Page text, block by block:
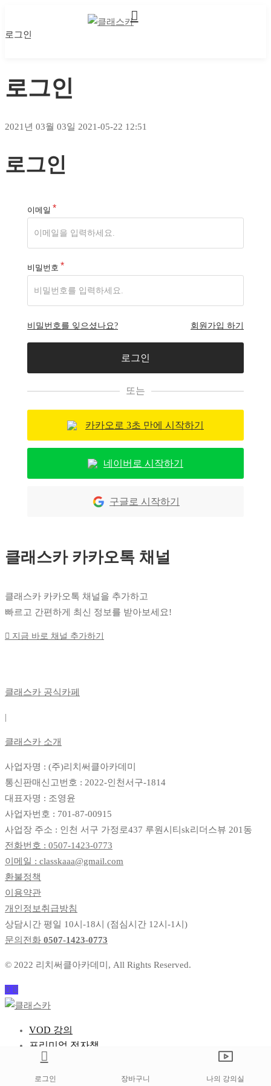
로그인
로그인 장바구니 나의 강의실
로그인
2021년 03월 03일 2021-05-22 12:51
로그인
로그인
이메일
비밀번호
비밀번호를 잊으셨나요? 회원가입 하기
또는
카카오로 3초 만에 시작하기
네이버로 시작하기
구글로 시작하기
클래스카 카카오톡 채널
클래스카 카카오톡 채널을 추가하고
빠르고 간편하게 최신 정보를 받아보세요!
지금 바로 채널 추가하기
클래스카 공식카페
|
클래스카 소개
사업자명 : (주)리치써클아카데미
통신판매신고번호 : 2022-인천서구-1814
대표자명 : 조영윤
사업자번호 : 701-87-00915
사업장 주소 : 인천 서구 가정로437 루원시티sk리더스뷰 201동
전화번호 : 0507-1423-0773
이메일 : classkaaa@gmail.com
환불정책
이용약관
개인정보취급방침
상담시간 평일 10시-18시 (점심시간 12시-1시)
문의전화 0507-1423-0773
© 2022 리치써클아카데미, All Rights Reserved.
VOD 강의
프리미엄 전자책
수강 후기
굿즈 스토어